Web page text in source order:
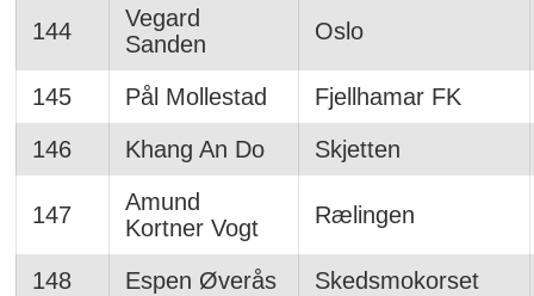
144
Vegard
Sanden
Oslo
145 Pål Mollestad
Fjellhamar FK
146
Khang An Do Skjetten
147
Amund
Kortner Vogt
Rælingen
148 Espen Øverås Skedsmokorset